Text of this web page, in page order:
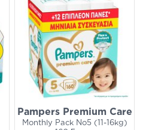
Pampers Premium Care
Monthly Pack No5 (11-16kg)